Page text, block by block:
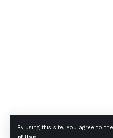
By using this site, you agree to the